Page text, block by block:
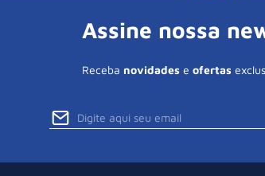
Assine nossa
Receba novidades e ofertas